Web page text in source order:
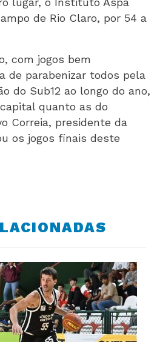
de Rio Claro, por 54 a
com jogos bem
de parabenizar todos pela
do Sub12 ao longo do ano,
quanto as do
Correia, presidente da
os jogos finais deste